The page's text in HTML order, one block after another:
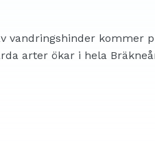
vandringshinder kommer
arter ökar i hela